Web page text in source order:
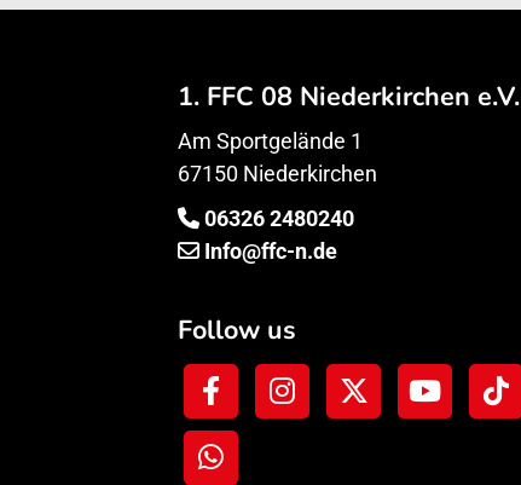
1. FFC 08 Niederkirchen e.V.
Am Sportgelände 1
67150 Niederkirchen
06326 2480240
Info@ffc-n.de
Follow us